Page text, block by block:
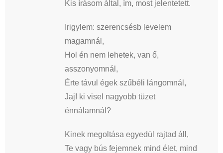
Kis írásom által, ím, most jelentetett.
Irigylem: szerencsésb levelem
magamnál,
Hol én nem lehetek, van ő,
asszonyomnál,
Érte távul égek szűbéli lángomnál,
Jaj! ki visel nagyobb tüzet
énnálamnál?
Kinek megoltása egyedül rajtad áll,
Te vagy bús fejemnek mind élet, mind